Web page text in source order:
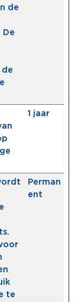
de
De
de
1 jaar
te
Perman
ent